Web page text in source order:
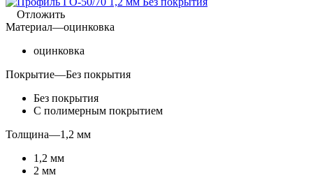
Отложить
Материал—оцинковка
оцинковка
Покрытие—Без покрытия
Без покрытия
С полимерным покрытием
Толщина—1,2 мм
1,2 мм
2 мм